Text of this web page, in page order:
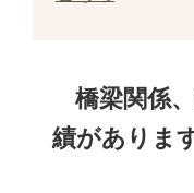
橋梁関係
績があります